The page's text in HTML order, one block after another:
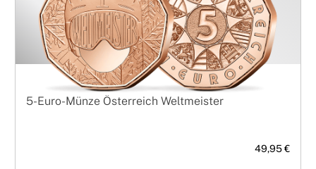
5-Euro-Münze Österreich Weltmeister
49,95 €